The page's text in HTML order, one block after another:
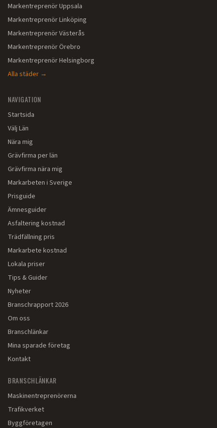
MarkentreprenörUppsala
MarkentreprenörLinköping
MarkentreprenörVästerås
MarkentreprenörÖrebro
MarkentreprenörHelsingborg
Alla städer →
NAVIGATION
Startsida
Välj Län
Nära mig
Grävfirma per län
Grävfirma nära mig
Markarbeten i Sverige
Prisguide
Ämnesguider
Asfaltering kostnad
Trädfällning pris
Markarbete kostnad
Lokala priser
Tips & Guider
Nyheter
Branschrapport 2026
Om oss
Branschlänkar
Mina sparade företag
Kontakt
BRANSCHLÄNKAR
Maskinentreprenörerna
Trafikverket
Byggföretagen